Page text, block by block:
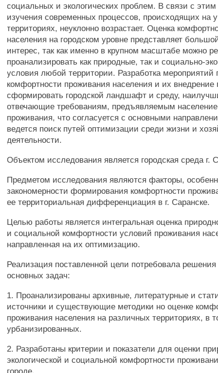
социальных и экологических проблем. В связи с
изучения современных процессов, происходящих на
территориях, неуклонно возрастает. Оценка
населения на городском уровне представляет
интерес, так как именно в крупном масштабе можно
проанализировать как природные, так и социально-
условия любой территории. Разработка
комфортности проживания населения и их внедрение
сформировать городской ландшафт и среду,
отвечающие требованиям, предъявляемым
проживания, что согласуется с основными
ведется поиск путей оптимизации среди жизни и
деятельности.
Объектом исследования является городская среда г.
Предметом исследования являются факторы,
закономерности формирования комфортности
ее территориальная дифференциация в г. Саранске.
Целью работы является интегральная оценка
и социальной комфортности условий проживания
направленная на их оптимизацию.
Реализация поставленной цели потребовала
основных задач:
1. Проанализированы архивные, литературные и
источники и существующие методики но оценке
проживания населения на различных территориях, в
урбанизированных.
2. Разработаны критерии и показатели для оценки
экологической и социальной комфортности
городе.